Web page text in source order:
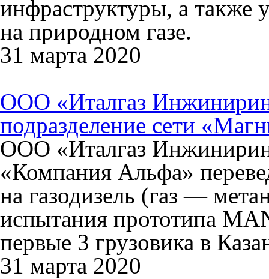
инфраструктуры, а также
на природном газе.
31 марта 2020
ООО «Италгаз
подразделение сети
ООО «Италгаз
«Компания Альфа»
на газодизель (газ —
испытания прототипа
первые 3 грузовика в
31 марта 2020